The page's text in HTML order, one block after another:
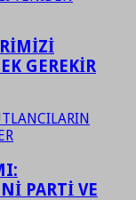
GEREKİR
PARTİ VE